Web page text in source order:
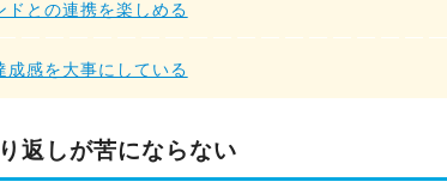
ドとの連携を楽しめる
成感を大事にしている
返しが苦にならない